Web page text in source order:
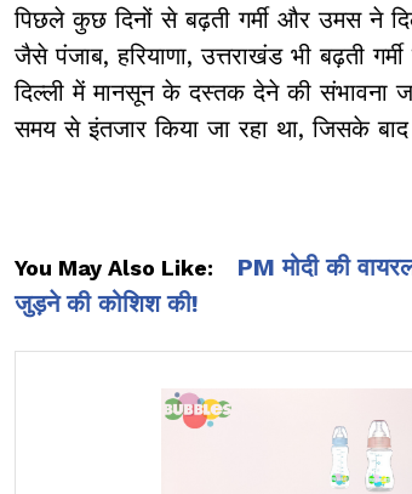
पिछले कुछ दिनों से बढ़ती गर्मी और उमस ने
जैसे पंजाब, हरियाणा, उत्तराखंड भी बढ़ती
दिल्ली में मानसून के दस्तक देने की संभावना
समय से इंतजार किया जा रहा था, जिसके
You May Also Like:
PM मोदी की
जुड़ने की कोशिश की!